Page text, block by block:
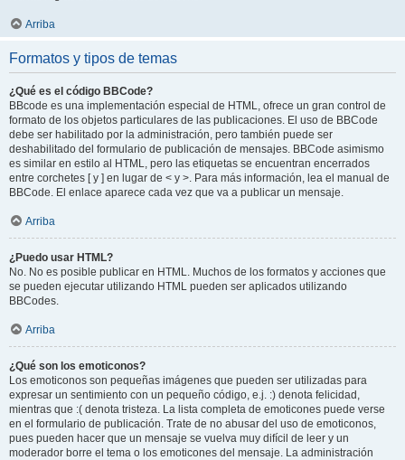
Arriba
Formatos y tipos de temas
¿Qué es el código BBCode?
BBcode es una implementación especial de HTML, ofrece un gran control de
formato de los objetos particulares de las publicaciones. El uso de BBCode
debe ser habilitado por la administración, pero también puede ser
deshabilitado del formulario de publicación de mensajes. BBCode asimismo
es similar en estilo al HTML, pero las etiquetas se encuentran encerrados
entre corchetes [ y ] en lugar de < y >. Para más información, lea el manual de
BBCode. El enlace aparece cada vez que va a publicar un mensaje.
Arriba
¿Puedo usar HTML?
No. No es posible publicar en HTML. Muchos de los formatos y acciones que
se pueden ejecutar utilizando HTML pueden ser aplicados utilizando
BBCodes.
Arriba
¿Qué son los emoticonos?
Los emoticonos son pequeñas imágenes que pueden ser utilizadas para
expresar un sentimiento con un pequeño código, e.j. :) denota felicidad,
mientras que :( denota tristeza. La lista completa de emoticones puede verse
en el formulario de publicación. Trate de no abusar del uso de emoticonos,
pues pueden hacer que un mensaje se vuelva muy difícil de leer y un
moderador borre el tema o los emoticones del mensaje. La administración